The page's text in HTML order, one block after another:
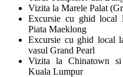
Vizita la Marele Palat
Excursie cu ghid local
Piata Maeklong
Excursie cu ghid local
vasul Grand Pearl
Vizita la Chinatown si
Kuala Lumpur